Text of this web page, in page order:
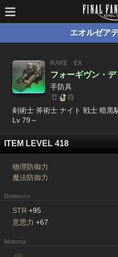
エオルゼア
RARE
EX
フォーギヴン・
手防具
剣術士 斧術士 ナイト 戦士 暗黒
Lv 79～
ITEM LEVEL 418
物理防御力
魔法防御力
Bonuses
STR +95
意思力 +67
Materia